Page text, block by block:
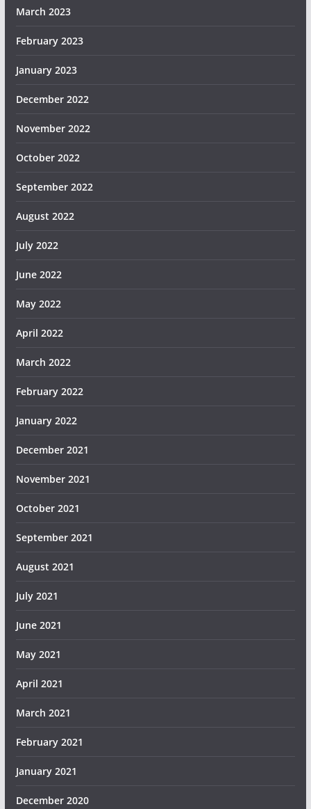
March 2023
February 2023
January 2023
December 2022
November 2022
October 2022
September 2022
August 2022
July 2022
June 2022
May 2022
April 2022
March 2022
February 2022
January 2022
December 2021
November 2021
October 2021
September 2021
August 2021
July 2021
June 2021
May 2021
April 2021
March 2021
February 2021
January 2021
December 2020